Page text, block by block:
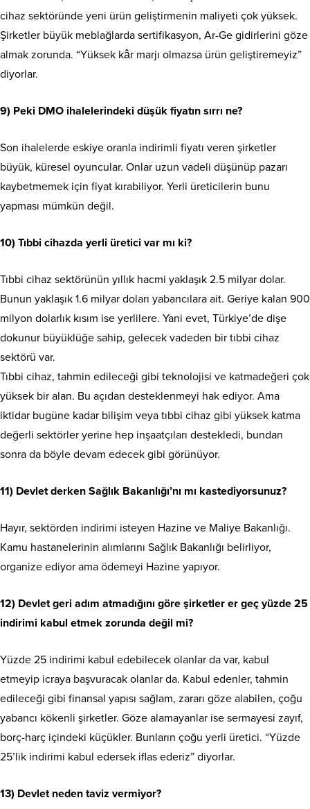
cihaz sektöründe yeni ürün geliştirmenin maliyeti çok yüksek.
Şirketler büyük meblağlarda sertifikasyon, Ar-Ge gidirlerini göze
almak zorunda. “Yüksek kâr marjı olmazsa ürün geliştiremeyiz”
diyorlar.
9) Peki DMO ihalelerindeki düşük fiyatın sırrı ne?
Son ihalelerde eskiye oranla indirimli fiyatı veren şirketler
büyük, küresel oyuncular. Onlar uzun vadeli düşünüp pazarı
kaybetmemek için fiyat kırabiliyor. Yerli üreticilerin bunu
yapması mümkün değil.
10) Tıbbi cihazda yerli üretici var mı ki?
Tıbbi cihaz sektörünün yıllık hacmi yaklaşık 2.5 milyar dolar.
Bunun yaklaşık 1.6 milyar doları yabancılara ait. Geriye kalan 900
milyon dolarlık kısım ise yerlilere. Yani evet, Türkiye’de dişe
dokunur büyüklüğe sahip, gelecek vadeden bir tıbbi cihaz
sektörü var.
Tıbbi cihaz, tahmin edileceği gibi teknolojisi ve katmadeğeri çok
yüksek bir alan. Bu açıdan desteklenmeyi hak ediyor. Ama
iktidar bugüne kadar bilişim veya tıbbi cihaz gibi yüksek katma
değerli sektörler yerine hep inşaatçıları destekledi, bundan
sonra da böyle devam edecek gibi görünüyor.
11) Devlet derken Sağlık Bakanlığı’nı mı kastediyorsunuz?
Hayır, sektörden indirimi isteyen Hazine ve Maliye Bakanlığı.
Kamu hastanelerinin alımlarını Sağlık Bakanlığı belirliyor,
organize ediyor ama ödemeyi Hazine yapıyor.
12) Devlet geri adım atmadığını göre şirketler er geç yüzde 25
indirimi kabul etmek zorunda değil mi?
Yüzde 25 indirimi kabul edebilecek olanlar da var, kabul
etmeyip icraya başvuracak olanlar da. Kabul edenler, tahmin
edileceği gibi finansal yapısı sağlam, zararı göze alabilen, çoğu
yabancı kökenli şirketler. Göze alamayanlar ise sermayesi zayıf,
borç-harç içindeki küçükler. Bunların çoğu yerli üretici. “Yüzde
25’lik indirimi kabul edersek iflas ederiz” diyorlar.
13) Devlet neden taviz vermiyor?